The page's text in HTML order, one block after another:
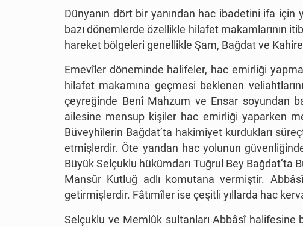
Dünyanın dört bir yanından hac ibadetini ifa
bazı dönemlerde özellikle hilafet makamlarının
hareket bölgeleri genellikle Şam, Bağdat ve
Emevîler döneminde halifeler, hac emirliği
hilafet makamına geçmesi beklenen
çeyreğinde Benî Mahzum ve Ensar soyundan
ailesine mensup kişiler hac emirliği yaparken
Büveyhîlerin Bağdat’ta hakimiyet kurdukları
etmişlerdir. Öte yandan hac yolunun
Büyük Selçuklu hükümdarı Tuğrul Bey
Mansûr Kutluğ adlı komutana vermiştir.
getirmişlerdir. Fâtımîler ise çeşitli yıllarda hac
Selçuklu ve Memlûk sultanları Abbâsî halifesine